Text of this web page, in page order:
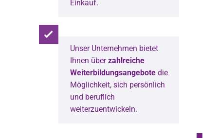
Einkauf.
Unser Unternehmen bietet
Ihnen überzahlreiche
Weiterbildungsangebote die
Möglichkeit, sich persönlich
und beruflich
weiterzuentwickeln.